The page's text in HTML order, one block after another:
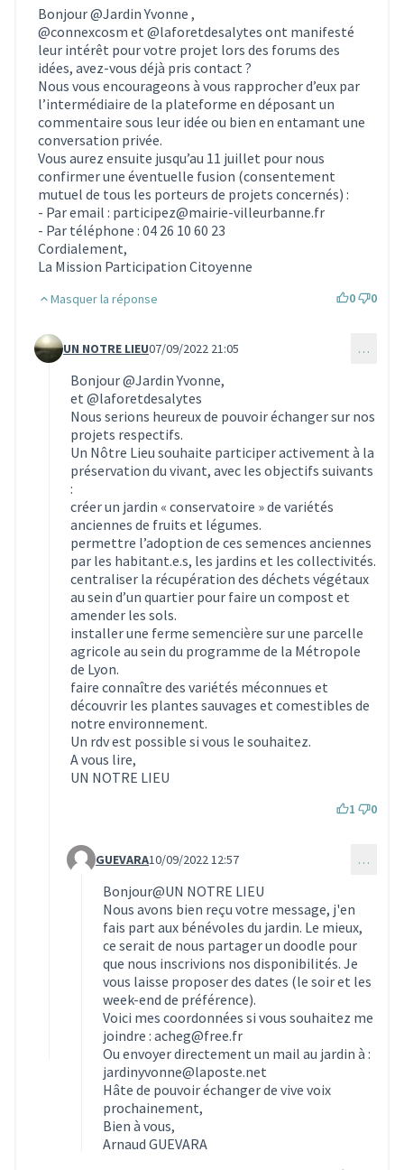
Bonjour @Jardin Yvonne ,
@connexcosm et @laforetdesalytes ont manifesté
leur intérêt pour votre projet lors des forums des
idées, avez-vous déjà pris contact ?
Nous vous encourageons à vous rapprocher d’eux par
l’intermédiaire de la plateforme en déposant un
commentaire sous leur idée ou bien en entamant une
conversation privée.
Vous aurez ensuite jusqu’au 11 juillet pour nous
confirmer une éventuelle fusion (consentement
mutuel de tous les porteurs de projets concernés) :
- Par email : participez@mairie-villeurbanne.fr
- Par téléphone : 04 26 10 60 23
Cordialement,
La Mission Participation Citoyenne
Masquer la réponse 0 0
Commentaire 2025 (réponse au commentaire 1931)
UN NOTRE LIEU07/09/2022 21:05 …
Bonjour @Jardin Yvonne,
et @laforetdesalytes
Nous serions heureux de pouvoir échanger sur nos
projets respectifs.
Un Nôtre Lieu souhaite participer activement à la
préservation du vivant, avec les objectifs suivants
:
créer un jardin « conservatoire » de variétés
anciennes de fruits et légumes.
permettre l’adoption de ces semences anciennes
par les habitant.e.s, les jardins et les collectivités.
centraliser la récupération des déchets végétaux
au sein d’un quartier pour faire un compost et
amender les sols.
installer une ferme semencière sur une parcelle
agricole au sein du programme de la Métropole
de Lyon.
faire connaître des variétés méconnues et
découvrir les plantes sauvages et comestibles de
notre environnement.
Un rdv est possible si vous le souhaitez.
A vous lire,
UN NOTRE LIEU
1 0
Commentaire 2057 (réponse au commentaire 2025)
GUEVARA10/09/2022 12:57 …
Bonjour@UN NOTRE LIEU
Nous avons bien reçu votre message, j'en
fais part aux bénévoles du jardin. Le mieux,
ce serait de nous partager un doodle pour
que nous inscrivions nos disponibilités. Je
vous laisse proposer des dates (le soir et les
week-end de préférence).
Voici mes coordonnées si vous souhaitez me
joindre : acheg@free.fr
Ou envoyer directement un mail au jardin à :
jardinyvonne@laposte.net
Hâte de pouvoir échanger de vive voix
prochainement,
Bien à vous,
Arnaud GUEVARA